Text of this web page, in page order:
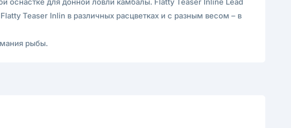
Teaser Inlin в различных расцветках и с разным весом – в
рыбы.